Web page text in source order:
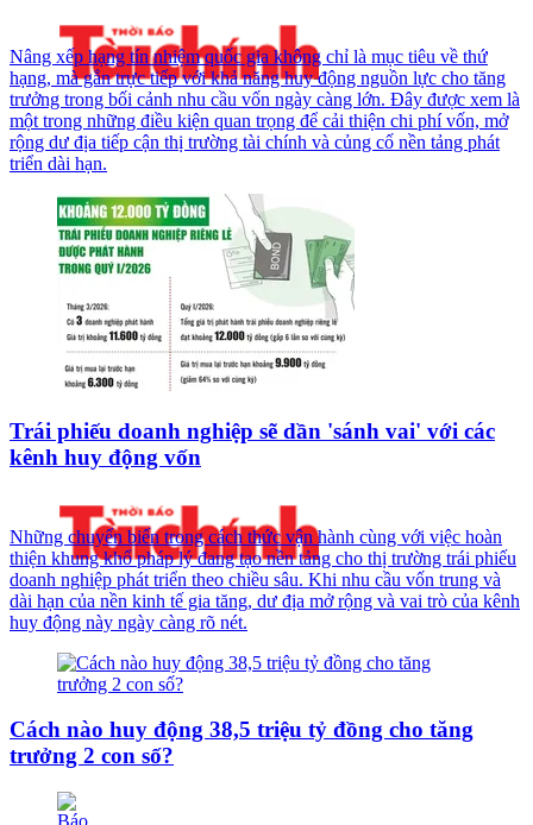
Nâng xếp hạng tín nhiệm quốc gia không chỉ là mục tiêu về thứ
hạng, mà gắn trực tiếp với khả năng huy động nguồn lực cho tăng
trưởng trong bối cảnh nhu cầu vốn ngày càng lớn. Đây được xem là
một trong những điều kiện quan trọng để cải thiện chi phí vốn, mở
rộng dư địa tiếp cận thị trường tài chính và củng cố nền tảng phát
triển dài hạn.
Trái phiếu doanh nghiệp sẽ dần 'sánh vai' với các
kênh huy động vốn
Những chuyển biến trong cách thức vận hành cùng với việc hoàn
thiện khung khổ pháp lý đang tạo nền tảng cho thị trường trái phiếu
doanh nghiệp phát triển theo chiều sâu. Khi nhu cầu vốn trung và
dài hạn của nền kinh tế gia tăng, dư địa mở rộng và vai trò của kênh
huy động này ngày càng rõ nét.
Cách nào huy động 38,5 triệu tỷ đồng cho tăng
trưởng 2 con số?